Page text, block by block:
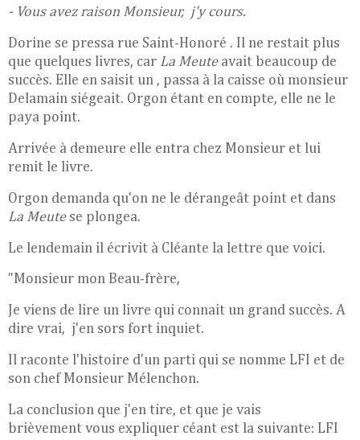
- Vous avez raison Monsieur, j'y cours.
Dorine se pressa rue Saint-Honoré . Il ne restait plus
que quelques livres, car La Meuteavait beaucoup de
succès. Elle en saisit un , passa à la caisse où monsieur
Delamain siégeait. Orgon étant en compte, elle ne le
paya point.
Arrivée à demeure elle entra chez Monsieur et lui
remit le livre.
Orgon demanda qu'on ne le dérangeât point et dans
La Meutese plongea.
Le lendemain il écrivit à Cléante la lettre que voici.
"Monsieur mon Beau-frère,
Je viens de lire un livre qui connait un grand succès. A
dire vrai, j'en sors fort inquiet.
Il raconte l'histoire d'un parti qui se nomme LFI et de
son chef Monsieur Mélenchon.
La conclusion que j'en tire, et que je vais
brièvement vous expliquer céant est la suivante: LFI